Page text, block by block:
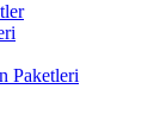
Paketleri